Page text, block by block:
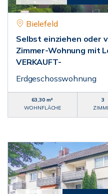
Bielefeld
Selbst einziehen oder
Zimmer-Wohnung mit
VERKAUFT-
Erdgeschosswohnung
63,30 m²
WOHNFLÄCHE
3